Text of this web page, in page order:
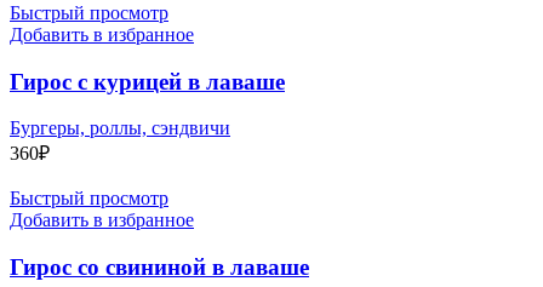
Быстрый просмотр
Добавить в избранное
Гирос с курицей в лаваше
Бургеры, роллы, сэндвичи
360₽
Быстрый просмотр
Добавить в избранное
Гирос со свининой в лаваше